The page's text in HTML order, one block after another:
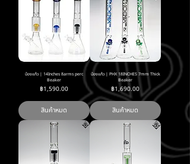
บ้องแก้ว | 14Inches 8arms perc
Beaker
ราคา
฿1,590.00
สินค้าหมด
บ้องแก้ว | PHX 18INCHES 7mm Thick
Beaker
ราคา
฿1,690.00
สินค้าหมด